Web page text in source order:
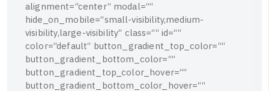
alignment=“center“ modal=““
hide on mobile=“small-visibility,medium-
visibility,large-visibility“ class=““ id=““
color=“default“ button gradient top color=““
button _gradient bottom color=““
button _gradient top_color_ hover=““
button _gradient bottom color_ hover=““